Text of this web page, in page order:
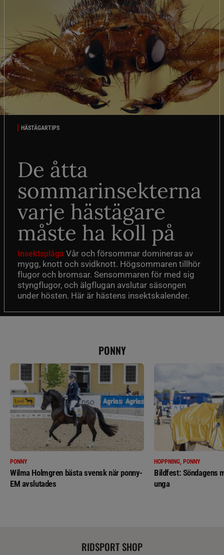
HÄSTÄGARTIPS
De åtta
sommarinsekterna
varje hästägare
måste ha koll på
Insektsplåga Vår och försommar domineras av
mygg, knott och svidknott. Högsommaren tillhör
flugor och bromsar. Sensommaren för med sig
styngflugor, och älgflugan avslutar säsongen
under hösten. Här är hästens insektskalender.
PONNY
PONNY
Wilma Holmgren bästa svensk när ponny-
EM avslutades
HOPPNING, PONNY
Bildfest: Söndagens
unga
RIDSPORT SHOP